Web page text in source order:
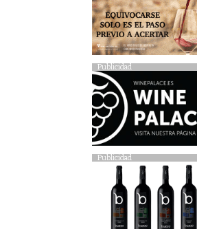
Publicidad
Publicidad